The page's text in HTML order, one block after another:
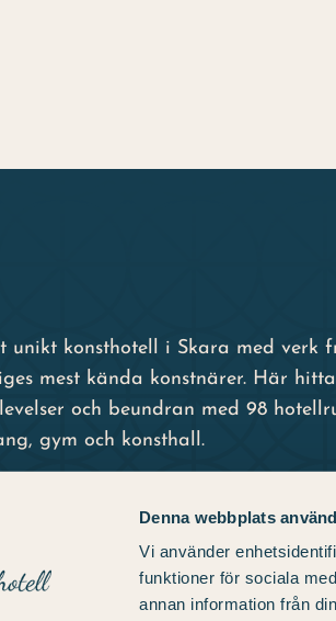
Denna webbplats
Vi använder
funktioner för sociala
annan information från
unikt konsthotell i Skara med verk
mest kända konstnärer. Här
och beundran med 98
gym och konsthall.